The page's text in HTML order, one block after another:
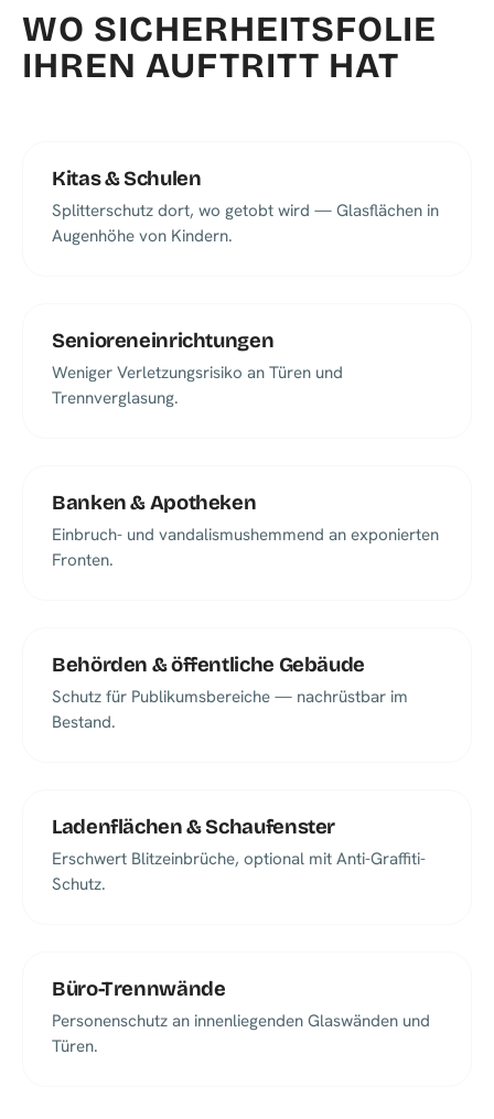
WO SICHERHEITSFOLIE
IHREN AUFTRITT HAT
Kitas & Schulen
Splitterschutz dort, wo getobt wird — Glasflächen in
Augenhöhe von Kindern.
Senioreneinrichtungen
Weniger Verletzungsrisiko an Türen und
Trennverglasung.
Banken & Apotheken
Einbruch- und vandalismushemmend an exponierten
Fronten.
Behörden & öffentliche Gebäude
Schutz für Publikumsbereiche — nachrüstbar im
Bestand.
Ladenflächen & Schaufenster
Erschwert Blitzeinbrüche, optional mit Anti-Graffiti-
Schutz.
Büro-Trennwände
Personenschutz an innenliegenden Glaswänden und
Türen.